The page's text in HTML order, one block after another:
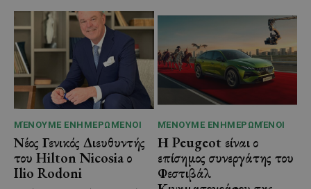
ΜΈΝΟΥΜΕ ΕΝΗΜΕΡΩΜΈΝΟΙ
Νέος Γενικός Διευθυντής
του Hilton Nicosia ο
Ilio Rodoni
ΜΈΝΟΥΜΕ ΕΝΗΜΕΡΩΜΈΝΟΙ
Η Peugeot είναι ο
επίσημος συνεργάτης του
Φεστιβάλ